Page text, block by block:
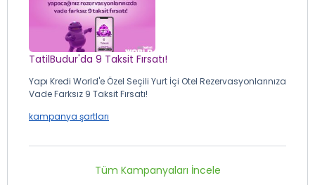
TatilBudur'da 9 Taksit Fırsatı!
Yapı Kredi World'e Özel Seçili Yurt İçi Otel Rezervasyonlarınıza
Vade Farksız 9 Taksit Fırsatı!
kampanya şartları
Tüm Kampanyaları İncele